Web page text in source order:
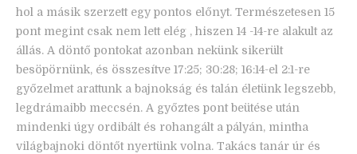
hol a másik szerzett egy pontos előnyt. Természetesen 15
pont megint csak nem lett elég , hiszen 14 -14-re alakult az
állás. A döntő pontokat azonban nekünk sikerült
besöpörnünk, és összesítve 17:25; 30:28; 16:14-el 2:1-re
győzelmet arattunk a bajnokság és talán életünk legszebb,
legdrámaibb meccsén. A győztes pont beütése után
mindenki úgy ordibált és rohangált a pályán, mintha
világbajnoki döntőt nyertünk volna. Takács tanár úr és